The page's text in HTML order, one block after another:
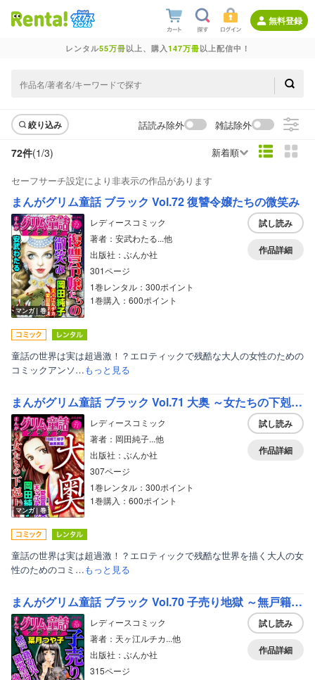
無料登録
レンタル55万冊以上、購入147万冊以上配信中！
絞り込み 話読み除外 雑誌除外
72件(1/3) 新着順
セーフサーチ設定により非表示の作品があります
まんがグリム童話 ブラック Vol.72 復讐令嬢たちの微笑み
マンガ｜巻
レディースコミック
著者：安武わたる...他
出版社：ぶんか社
301ページ
1巻レンタル：300ポイント
1巻購入：600ポイント
試し読み
作品詳細
童話の世界は実は超過激！？エロティックで残酷な大人の女性のための
コミックアンソ…もっと見る
まんがグリム童話 ブラック Vol.71 大奥 ～女たちの下剋上～
マンガ｜巻
レディースコミック
著者：岡田純子...他
出版社：ぶんか社
307ページ
1巻レンタル：300ポイント
1巻購入：600ポイント
試し読み
作品詳細
童話の世界は実は超過激！？エロティックで残酷な世界を描く大人の女
性のためのコミ…もっと見る
まんがグリム童話 ブラック Vol.70 子売り地獄 ～無戸籍幼児！ 臓器売買！ 強制売春！～
レディースコミック
著者：天ヶ江ルチカ...他
出版社：ぶんか社
315ページ
試し読み
作品詳細